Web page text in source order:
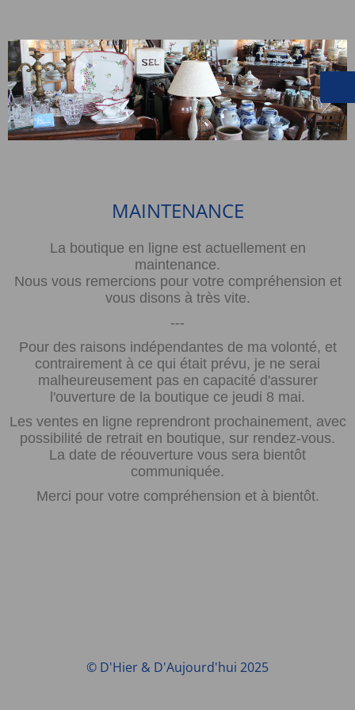
MAINTENANCE
La boutique en ligne est actuellement en
maintenance.
Nous vous remercions pour votre compréhension et
vous disons à très vite.
---
Pour des raisons indépendantes de ma volonté, et
contrairement à ce qui était prévu, je ne serai
malheureusement pas en capacité d'assurer
l'ouverture de la boutique ce jeudi 8 mai.
Les ventes en ligne reprendront prochainement, avec
possibilité de retrait en boutique, sur rendez-vous.
La date de réouverture vous sera bientôt
communiquée.
Merci pour votre compréhension et à bientôt.
© D'Hier & D'Aujourd'hui 2025